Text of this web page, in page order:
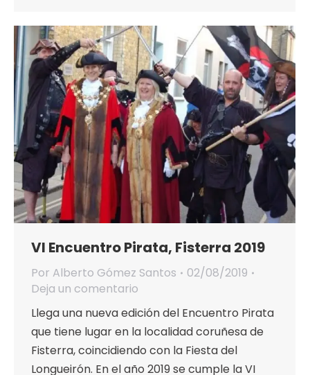
VI Encuentro Pirata, Fisterra 2019
Por Alberto Gómez Santos
02/08/2019
Deja un comentario
Llega una nueva edición del Encuentro Pirata
que tiene lugar en la localidad coruñesa de
Fisterra, coincidiendo con la Fiesta del
Longueirón. En el año 2019 se cumple la VI